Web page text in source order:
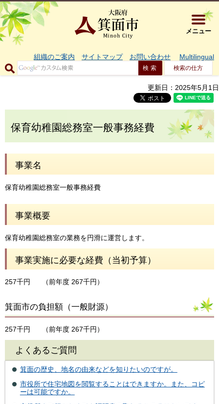
大阪府箕
メニュー
組織のご案内 サイトマップ お問い合わせ Multilingual
検索の仕方
更新日：2025年5月1日
保育幼稚園総務室一般事務経費
事業名
保育幼稚園総務室一般事務経費
事業概要
保育幼稚園総務室の業務を円滑に運営します。
事業実施に必要な経費（当初予算）
257千円 （前年度 267千円）
箕面市の負担額（一般財源）
257千円 （前年度 267千円）
よくあるご質問
箕面の歴史、地名の由来などを知りたいのですが。
市役所で住宅地図を閲覧することはできますか。また、コピ
ーは可能ですか。